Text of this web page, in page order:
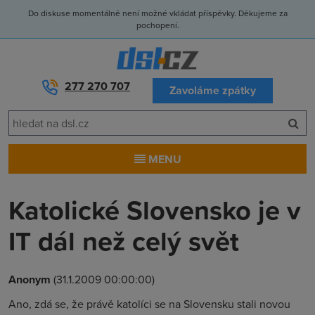
Do diskuse momentálně není možné vkládat příspěvky. Děkujeme za
pochopení.
277 270 707 Zavoláme zpátky
MENU
Katolické Slovensko je v
IT dál než celý svět
Anonym (31.1.2009 00:00:00)
Ano, zdá se, že právě katolíci se na Slovensku stali novou